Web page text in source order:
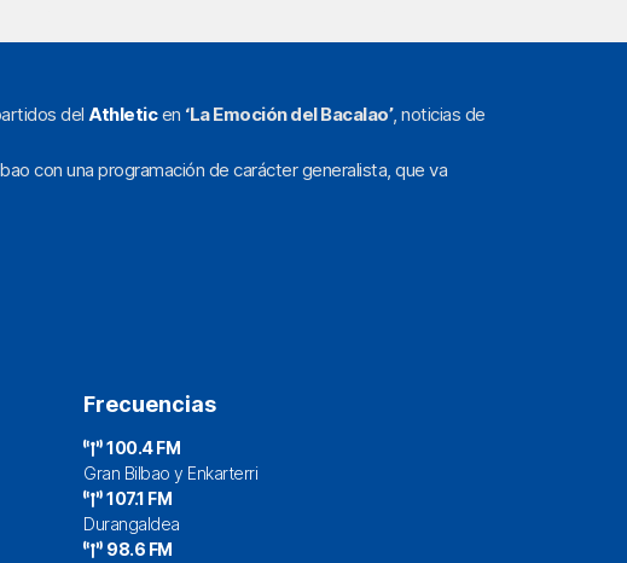
del Athleticen ‘La Emoción del Bacalao’, noticias de
con una programación de carácter generalista, que va
Frecuencias
100.4 FM
Gran Bilbao y Enkarterri
107.1 FM
Durangaldea
98.6 FM